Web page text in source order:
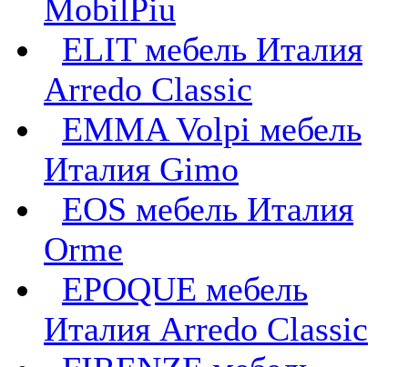
MobilPiu
ELIT мебель Италия
Arredo Classic
EMMA Volpi мебель
Италия Gimo
EOS мебель Италия
Orme
EPOQUE мебель
Италия Arredo Classic